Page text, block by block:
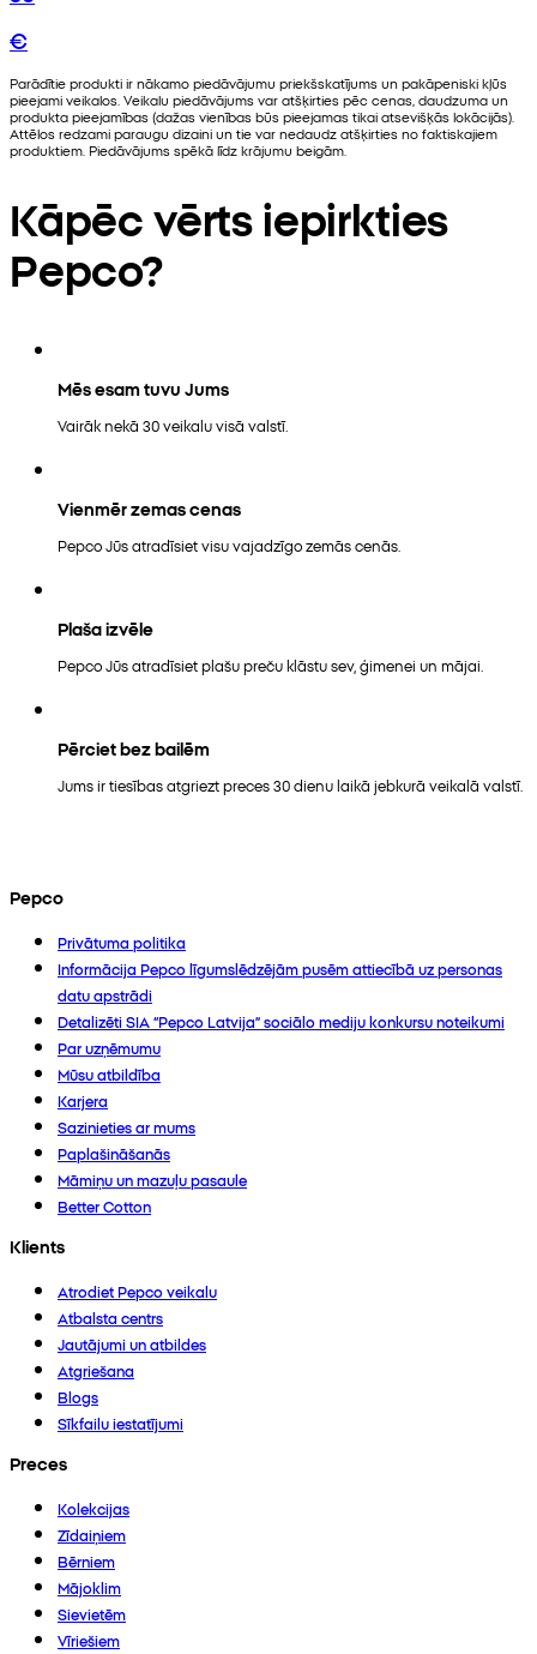
€
Parādītie produkti ir nākamo piedāvājumu priekšskatījums un pakāpeniski kļūs
pieejami veikalos. Veikalu piedāvājums var atšķirties pēc cenas, daudzuma un
produkta pieejamības (dažas vienības būs pieejamas tikai atsevišķās lokācijās).
Attēlos redzami paraugu dizaini un tie var nedaudz atšķirties no faktiskajiem
produktiem. Piedāvājums spēkā līdz krājumu beigām.
Kāpēc vērts iepirkties
Pepco?
Mēs esam tuvu Jums
Vairāk nekā 30 veikalu visā valstī.
Vienmēr zemas cenas
Pepco Jūs atradīsiet visu vajadzīgo zemās cenās.
Plaša izvēle
Pepco Jūs atradīsiet plašu preču klāstu sev, ģimenei un mājai.
Pērciet bez bailēm
Jums ir tiesības atgriezt preces 30 dienu laikā jebkurā veikalā valstī.
Pepco
Privātuma politika
Informācija Pepco līgumslēdzējām pusēm attiecībā uz personas
datu apstrādi
Detalizēti SIA “Pepco Latvija” sociālo mediju konkursu noteikumi
Par uzņēmumu
Mūsu atbildība
Karjera
Sazinieties ar mums
Paplašināšanās
Māmiņu un mazuļu pasaule
Better Cotton
Klients
Atrodiet Pepco veikalu
Atbalsta centrs
Jautājumi un atbildes
Atgriešana
Blogs
Sīkfailu iestatījumi
Preces
Kolekcijas
Zīdaiņiem
Bērniem
Mājoklim
Sievietēm
Vīriešiem